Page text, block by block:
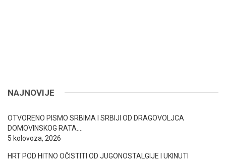
NAJNOVIJE
OTVORENO PISMO SRBIMA I SRBIJI OD DRAGOVOLJCA
DOMOVINSKOG RATA….
5 kolovoza, 2026
HRT POD HITNO OČISTITI OD JUGONOSTALGIJE I UKINUTI